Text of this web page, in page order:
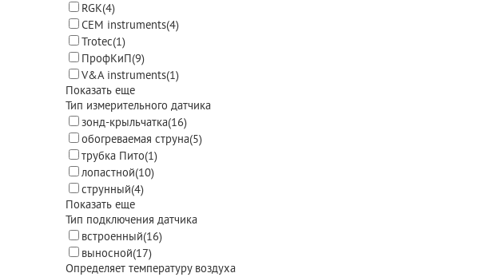
RGK(4)
CEM instruments(4)
Trotec(1)
ПрофКиП(9)
V&A instruments(1)
Показать еще
Тип измерительного датчика
зонд-крыльчатка(16)
обогреваемая струна(5)
трубка Пито(1)
лопастной(10)
струнный(4)
Показать еще
Тип подключения датчика
встроенный(16)
выносной(17)
Определяет температуру воздуха